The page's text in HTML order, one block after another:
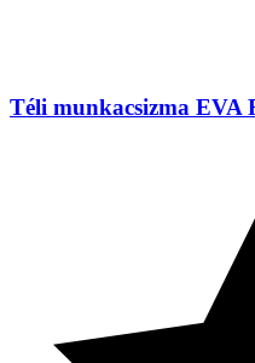
Téli munkacsizma